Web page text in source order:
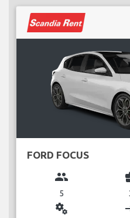
FORD FOCUS
group
5
miscellaneous_services